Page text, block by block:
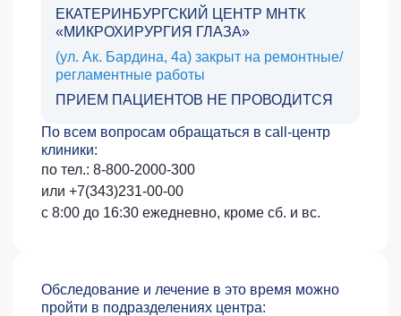
ЕКАТЕРИНБУРГСКИЙ ЦЕНТР МНТК
«МИКРОХИРУРГИЯ ГЛАЗА»
(ул. Ак. Бардина, 4а) закрыт на ремонтные/
регламентные работы
ПРИЕМ ПАЦИЕНТОВ НЕ ПРОВОДИТСЯ
По всем вопросам обращаться в call-центр
клиники:
по тел.: 8-800-2000-300
или +7(343)231-00-00
с 8:00 до 16:30 ежедневно, кроме сб. и вс.
Обследование и лечение в это время можно
пройти в подразделениях центра: